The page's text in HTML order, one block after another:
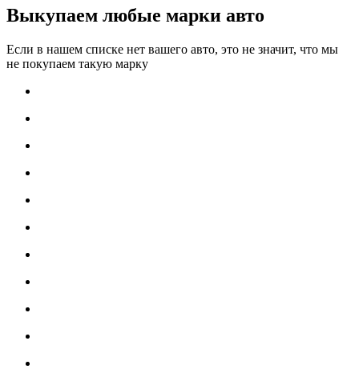
Выкупаем любые марки авто
Если в нашем списке нет вашего авто, это не значит, что мы
не покупаем такую марку